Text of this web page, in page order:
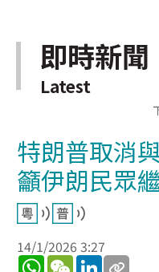
即時新聞
Latest
特朗普取消
籲伊朗民眾
14/1/2026 3:27
WhatsApp
WeChatLinkedIn